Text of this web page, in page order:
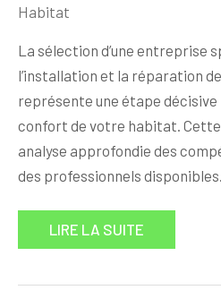
Habitat
La sélection d’une entreprise
l’installation et la réparation
représente une étape
confort de votre habitat.
analyse approfondie des
des professionnels disponibles.
LIRE LA SUITE